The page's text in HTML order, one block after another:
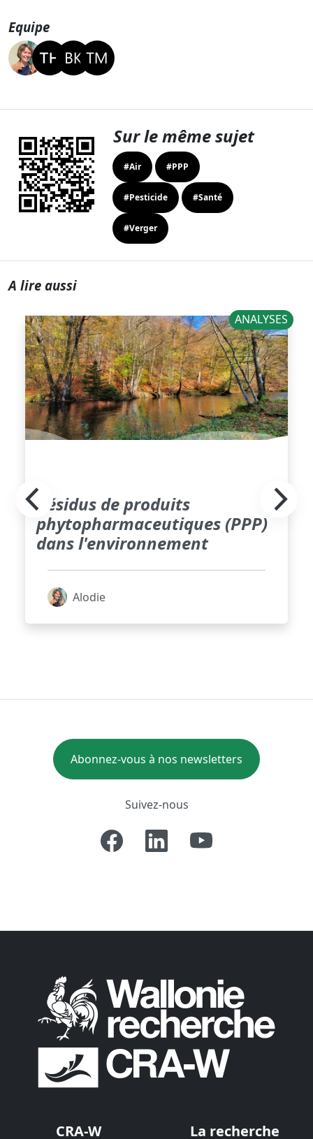
Equipe
Sur le même sujet
#Air #PPP
#Pesticide #Santé
#Verger
A lire aussi
ANALYSES
Résidus de produits
phytopharmaceutiques (PPP)
dans l'environnement
Alodie
Abonnez-vous à nos newsletters
Suivez-nous
CRA-W La recherche